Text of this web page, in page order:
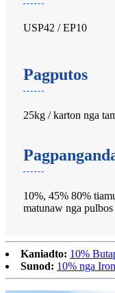
USP42 / EP10
Pagputos
25kg / karton nga
10%, 45% 80%
matunaw nga pulbos
Kaniadto: 10%
Sunod: 10% nga